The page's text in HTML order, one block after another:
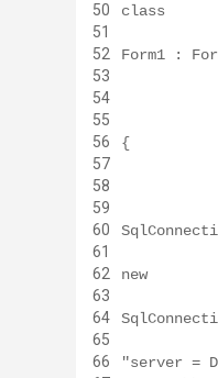
50
51
52
53
54
55
56
57
58
59
60
61
62
63
64
65
66
class
Form1 :
{
new
"server =